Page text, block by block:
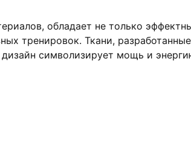
обладает не только
тренировок. Ткани,
символизирует мощь и